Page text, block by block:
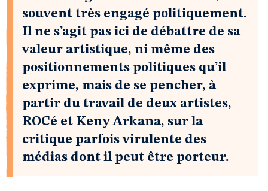
souvent très engagé politiquement.
Il ne s’agit pas ici de débattre de sa
valeur artistique, ni même des
positionnements politiques qu’il
exprime, mais de se pencher, à
partir du travail de deux artistes,
ROCé et Keny Arkana, sur la
critique parfois virulente des
médias dont il peut être porteur.